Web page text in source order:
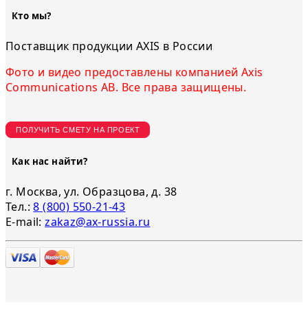
Кто мы?
Поставщик продукции AXIS в России
Фото и видео предоставлены компанией Axis
Communications AB. Все права защищены.
ПОЛУЧИТЬ СМЕТУ НА ПРОЕКТ
Как нас найти?
г. Москва, ул. Образцова, д. 38
Тел.:8 (800) 550-21-43
E-mail:zakaz@ax-russia.ru